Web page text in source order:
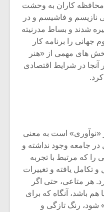
محافظه کاران به وحشت
نازیسم و فاشیسم و در
شدند و بساط مدرنیته
جهانی را برنامه کار
های مهمی از «هنر
آنجا در شرایط اقتصادی
«نوآوری» است به معنی
در جامعه وجود نداشته و
را که مرتبط با تجربه
یافته و تغییرات
هر متاعی، حتی اگر
باشد، آنگاه که برای
شود، رنگ تازگی و